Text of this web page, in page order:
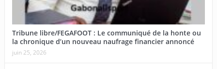
Tribune libre/FEGAFOOT : Le communiqué de la honte ou
la chronique d’un nouveau naufrage financier annoncé
juin 25, 2026